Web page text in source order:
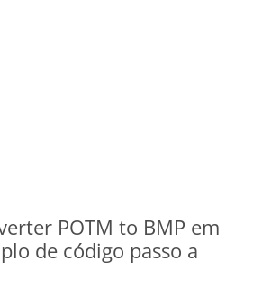
POTM to BMP em
de código passo a